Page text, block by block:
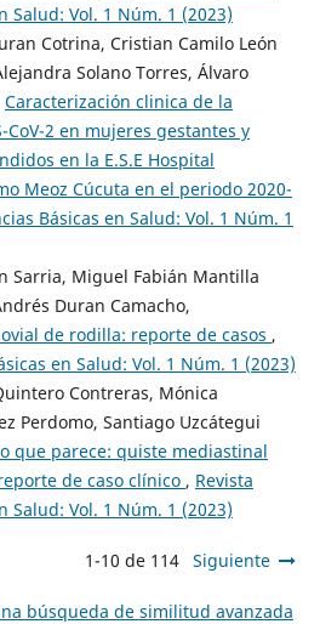
Salud: Vol. 1 Núm. 1 (2023)
Cotrina, Cristian Camilo León
Solano Torres, Álvaro
Caracterización clinica de la
CoV-2 en mujeres gestantes y
en la E.S.E Hospital
Meoz Cúcuta en el periodo 2020-
Básicas en Salud: Vol. 1 Núm. 1
Sarria, Miguel Fabián Mantilla
Duran Camacho,
de rodilla: reporte de casos ,
en Salud: Vol. 1 Núm. 1 (2023)
Contreras, Mónica
Perdomo, Santiago Uzcátegui
que parece: quiste mediastinal
de caso clínico , Revista
Salud: Vol. 1 Núm. 1 (2023)
1-10 de 114 Siguiente
búsqueda de similitud avanzada